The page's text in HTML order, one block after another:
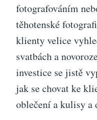
fotografováním
těhotenské
klienty velice
svatbách a
investice se jistě
jak se chovat ke
oblečení a kulisy a